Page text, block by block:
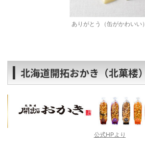
ありがとう（缶がかわいい）
北海道開拓おかき（北菓楼）
公式HPより